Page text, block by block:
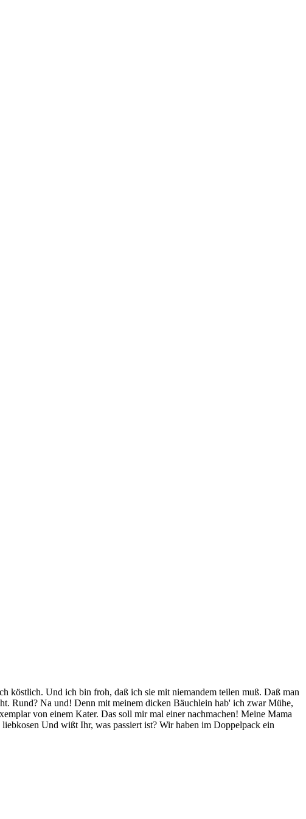
köstlich. Und ich bin froh, daß ich sie mit niemandem teilen muß. Daß man
Rund? Na und! Denn mit meinem dicken Bäuchlein hab' ich zwar Mühe,
von einem Kater. Das soll mir mal einer nachmachen! Meine Mama
Und wißt Ihr, was passiert ist? Wir haben im Doppelpack ein